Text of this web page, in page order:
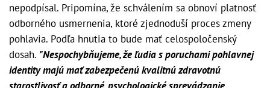
nepodpísal. Pripomína, že schválením sa obnoví platnosť
odborného usmernenia, ktoré zjednoduší proces zmeny
pohlavia. Podľa hnutia to bude mať celospoločenský
dosah. "Nespochybňujeme, že ľudia s poruchami pohlavnej
identity majú mať zabezpečenú kvalitnú zdravotnú